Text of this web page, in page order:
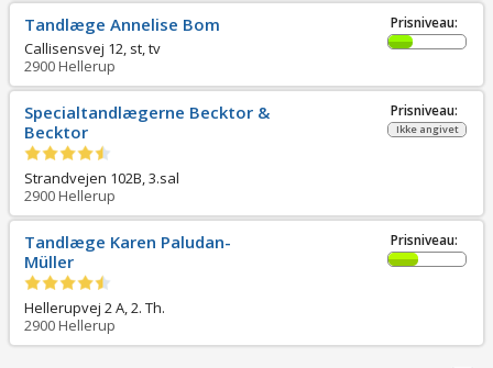
Tandlæge Annelise Bom
Callisensvej 12, st, tv
2900Hellerup
Prisniveau:
Specialtandlægerne Becktor &
Becktor
Strandvejen 102B, 3.sal
2900Hellerup
Prisniveau:
Ikke angivet
Tandlæge Karen Paludan-
Müller
Hellerupvej 2 A, 2. Th.
2900Hellerup
Prisniveau: